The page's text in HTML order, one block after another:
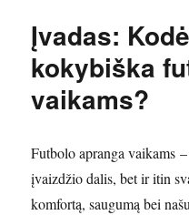
Įvadas:
kokybiška
vaikams?
Futbolo apranga vaikams
įvaizdžio dalis, bet ir itin
komfortą, saugumą bei